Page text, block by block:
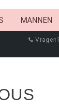
MANNEN